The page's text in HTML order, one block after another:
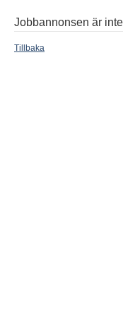
Jobbannonsen är
Tillbaka